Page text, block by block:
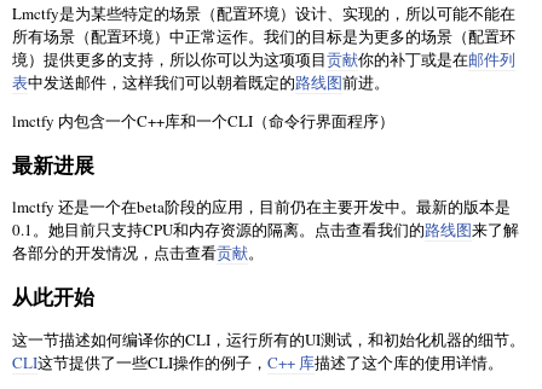
Lmctfy是为某些特定的场景（配置环境）设计、实现的，所以可能不能在
所有场景（配置环境）中正常运作。我们的目标是为更多的场景（配置环
境）提供更多的支持，所以你可以为这项项目贡献你的补丁或是在邮件列
表中发送邮件，这样我们可以朝着既定的路线图前进。
lmctfy 内包含一个C++库和一个CLI（命令行界面程序）
最新进展
lmctfy 还是一个在beta阶段的应用，目前仍在主要开发中。最新的版本是
0.1。她目前只支持CPU和内存资源的隔离。点击查看我们的路线图来了解
各部分的开发情况，点击查看贡献。
从此开始
这一节描述如何编译你的CLI，运行所有的UI测试，和初始化机器的细节。
CLI这节提供了一些CLI操作的例子， C++ 库描述了这个库的使用详情。